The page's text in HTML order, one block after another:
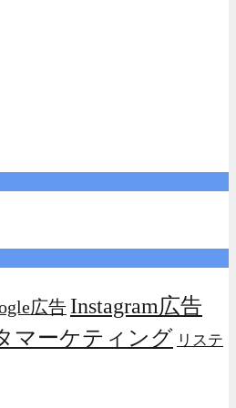
広告 Instagram広告
マーケティング リステ